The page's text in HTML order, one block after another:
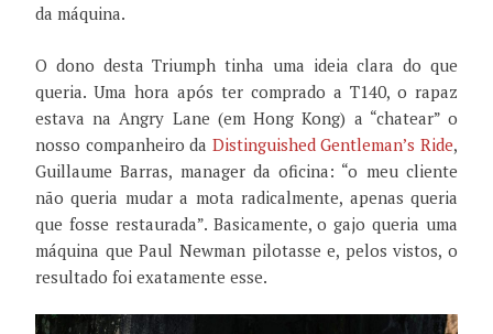
da máquina.
O dono desta Triumph tinha uma ideia clara do que
queria. Uma hora após ter comprado a T140, o rapaz
estava na Angry Lane (em Hong Kong) a “chatear” o
nosso companheiro da Distinguished Gentleman’s Ride,
Guillaume Barras, manager da oficina: “o meu cliente
não queria mudar a mota radicalmente, apenas queria
que fosse restaurada”. Basicamente, o gajo queria uma
máquina que Paul Newman pilotasse e, pelos vistos, o
resultado foi exatamente esse.